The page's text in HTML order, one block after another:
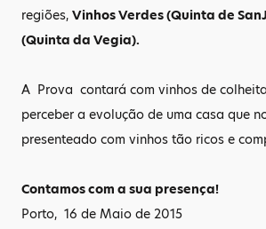
regiões, Vinhos Verdes (Quinta de
(Quinta da Vegia).
A Prova contará com vinhos de
perceber a evolução de uma casa que
presenteado com vinhos tão ricos e
Contamos com a sua presença!
Porto, 16 de Maio de 2015